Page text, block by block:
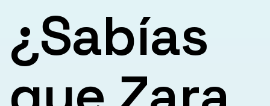
¿Sabías